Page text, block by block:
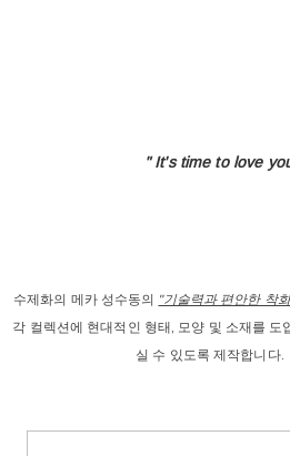
" It's time to love
수제화의 메카 성수동의 "기술력과 편안한 착
각 컬렉션에 현대적인 형태, 모양 및 소재를
실 수 있도록 제작합니다.